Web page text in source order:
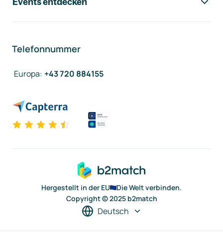
Telefonnummer
Europa: +43 720 884155
Hergestellt in der EU
Die Welt verbinden.
Copyright © 2025 b2match
Deutsch